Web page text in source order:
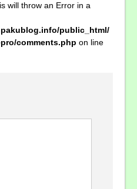
will throw an Error in a
public_html/
comments.php on line